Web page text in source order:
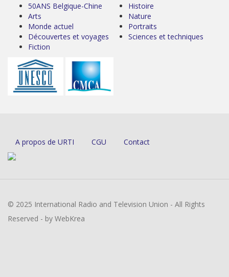
50ANS Belgique-Chine
Arts
Monde actuel
Découvertes et voyages
Fiction
Histoire
Nature
Portraits
Sciences et techniques
A propos de URTI CGU Contact
© 2025 International Radio and Television Union - All Rights
Reserved - by WebKrea